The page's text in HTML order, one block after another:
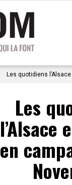
Les quotidiens
Les
l’Alsace
en